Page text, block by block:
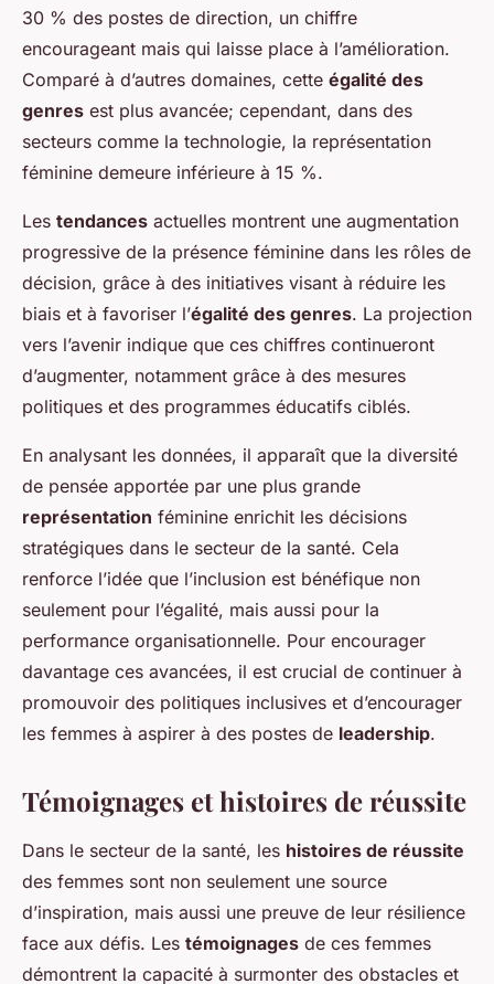
30 % des postes de direction, un chiffre
encourageant mais qui laisse place à l’amélioration.
Comparé à d’autres domaines, cette égalité des
genres est plus avancée; cependant, dans des
secteurs comme la technologie, la représentation
féminine demeure inférieure à 15 %.
Les tendances actuelles montrent une augmentation
progressive de la présence féminine dans les rôles de
décision, grâce à des initiatives visant à réduire les
biais et à favoriser l’égalité des genres. La projection
vers l’avenir indique que ces chiffres continueront
d’augmenter, notamment grâce à des mesures
politiques et des programmes éducatifs ciblés.
En analysant les données, il apparaît que la diversité
de pensée apportée par une plus grande
représentation féminine enrichit les décisions
stratégiques dans le secteur de la santé. Cela
renforce l’idée que l’inclusion est bénéfique non
seulement pour l’égalité, mais aussi pour la
performance organisationnelle. Pour encourager
davantage ces avancées, il est crucial de continuer à
promouvoir des politiques inclusives et d’encourager
les femmes à aspirer à des postes de leadership.
Témoignages et histoires de réussite
Dans le secteur de la santé, les histoires de réussite
des femmes sont non seulement une source
d’inspiration, mais aussi une preuve de leur résilience
face aux défis. Les témoignages de ces femmes
démontrent la capacité à surmonter des obstacles et